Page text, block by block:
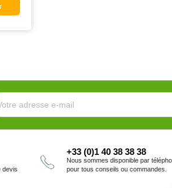
devis
+33 (0)1 40 38 38 38
Nous sommes disponible par
pour tous conseils ou commandes.